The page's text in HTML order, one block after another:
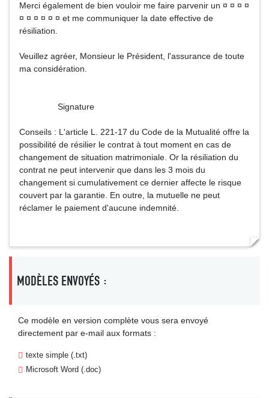
Merci également de bien vouloir me faire parvenir un ¤ ¤ ¤ ¤
¤ ¤ ¤ ¤ ¤ ¤ et me communiquer la date effective de
résiliation.
Veuillez agréer, Monsieur le Président, l'assurance de toute
ma considération.
Signature
Conseils : L'article L. 221-17 du Code de la Mutualité offre la
possibilité de résilier le contrat à tout moment en cas de
changement de situation matrimoniale. Or la résiliation du
contrat ne peut intervenir que dans les 3 mois du
changement si cumulativement ce dernier affecte le risque
couvert par la garantie. En outre, la mutuelle ne peut
réclamer le paiement d'aucune indemnité.
MODÈLES ENVOYÉS :
Ce modèle en version complète vous sera envoyé
directement par e-mail aux formats :
texte simple (.txt)
Microsoft Word (.doc)